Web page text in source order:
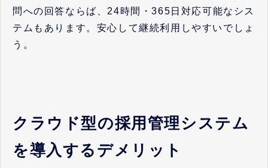
問への回答ならば、24時間・365日対応可能なシス
テムもあります。安心して継続利用しやすいでしょ
う。
クラウド型の採用管理システム
を導入するデメリット